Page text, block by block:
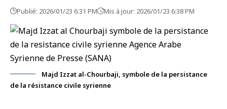
Publié: 2026/01/23 6:31 PM Mis à jour: 2026/01/23 6:38 PM
Majd Izzat al-Chourbaji, symbole de la persistance
de la résistance civile syrienne